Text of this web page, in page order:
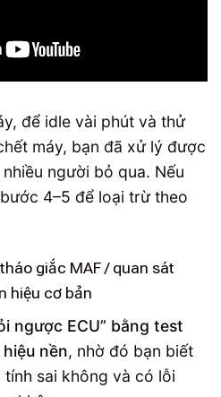
để idle vài phút và thử
máy, bạn đã xử lý được
nhiều người bỏ qua. Nếu
4–5 để loại trừ theo
giắc MAF / quan sát
hiệu cơ bản
ngược ECU” bằng test
nền, nhờ đó bạn biết
tính sai không và có lỗi